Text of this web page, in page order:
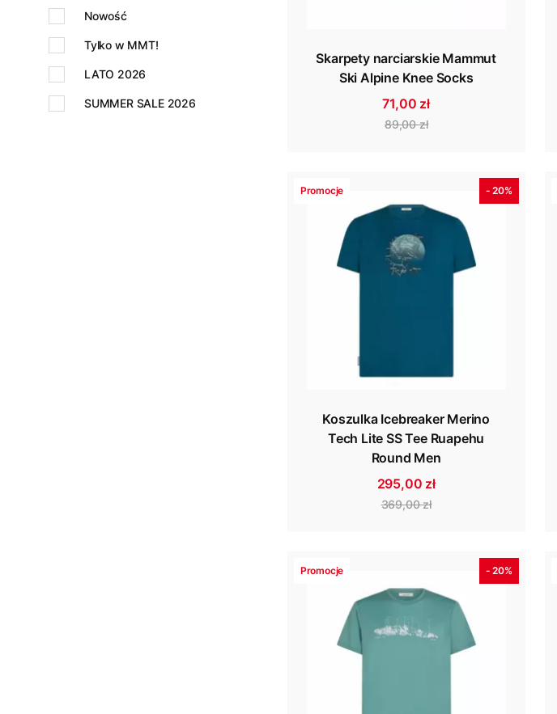
Nowość
Tylko w MMT!
LATO 2026
SUMMER SALE 2026
Skarpety narciarskie Mammut
Ski Alpine Knee Socks
71,00 zł
89,00 zł
Promocje - 20%
Koszulka Icebreaker Merino
Tech Lite SS Tee Ruapehu
Round Men
295,00 zł
369,00 zł
Promocje - 20%